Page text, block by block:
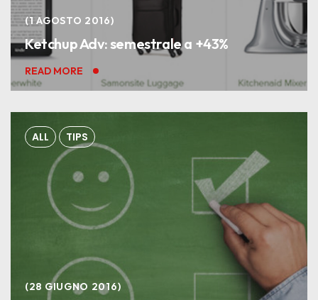
1 AGOSTO 2016
Ketchup Adv: semestrale a +43%
READ MORE
ALL TIPS
28 GIUGNO 2016